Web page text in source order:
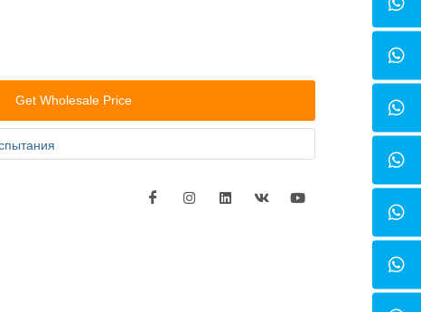
Get Wholesale Price